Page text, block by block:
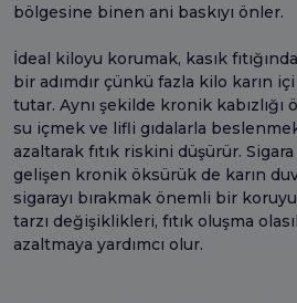
bölgesine binen ani baskıyı önler.
İdeal kiloyu korumak, kasık
bir adımdır çünkü fazla kilo karın
tutar. Aynı şekilde kronik kabızlığı
su içmek ve lifli gıdalarla
azaltarak fıtık riskini düşürür. Sigara
gelişen kronik öksürük de karın
sigarayı bırakmak önemli bir
tarzı değişiklikleri, fıtık oluşma
azaltmaya yardımcı olur.